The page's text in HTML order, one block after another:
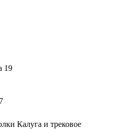
19
Калуга и трековое